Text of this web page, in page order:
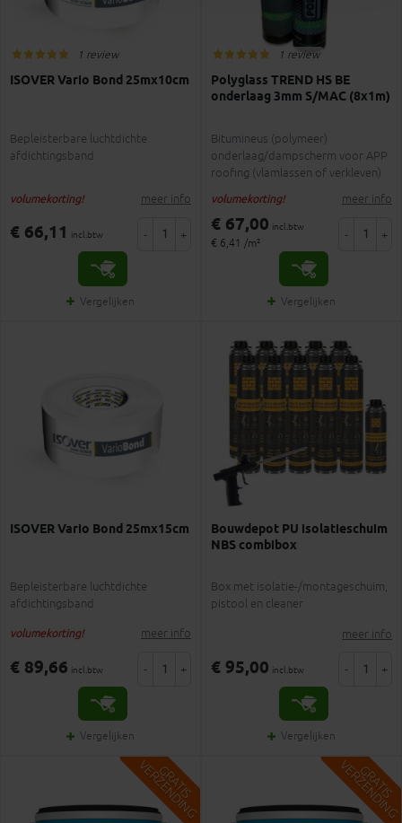
1 review
ISOVER Vario Bond 25mx10cm
Bepleisterbare luchtdichte
afdichtingsband
volumekorting! meer info
€ 66,11 incl.btw - +
Vergelijken
1 review
Polyglass TREND HS BE
onderlaag 3mm S/MAC (8x1m)
Bitumineus (polymeer)
onderlaag/dampscherm voor APP
roofing (vlamlassen of verkleven)
volumekorting! meer info
€ 67,00 incl.btw
€ 6,41 /m²
- +
Vergelijken
ISOVER Vario Bond 25mx15cm
Bepleisterbare luchtdichte
afdichtingsband
volumekorting! meer info
€ 89,66 incl.btw - +
Vergelijken
Bouwdepot PU isolatieschuim
NBS combibox
Box met isolatie-/montageschuim,
pistool en cleaner
meer info
€ 95,00 incl.btw - +
Vergelijken
G
R
A
T
I
S
V
E
R
Z
E
N
D
I
N
G G
R
A
T
I
S
V
E
R
Z
E
N
D
I
N
G